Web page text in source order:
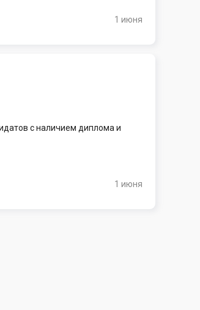
1 июня
с наличием диплома и
1 июня